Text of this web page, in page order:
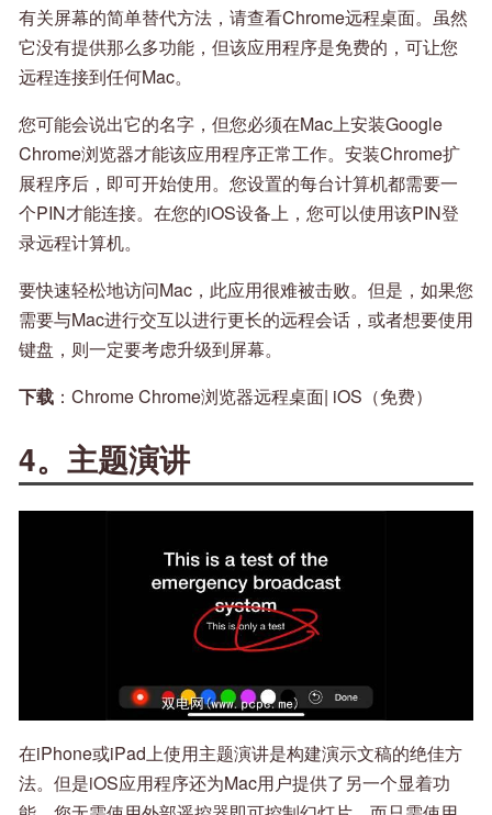
有关屏幕的简单替代方法，请查看Chrome远程桌面。虽然
它没有提供那么多功能，但该应用程序是免费的，可让您
远程连接到任何Mac。
您可能会说出它的名字，但您必须在Mac上安装Google
Chrome浏览器才能该应用程序正常工作。安装Chrome扩
展程序后，即可开始使用。您设置的每台计算机都需要一
个PIN才能连接。在您的iOS设备上，您可以使用该PIN登
录远程计算机。
要快速轻松地访问Mac，此应用很难被击败。但是，如果您
需要与Mac进行交互以进行更长的远程会话，或者想要使用
键盘，则一定要考虑升级到屏幕。
下载 ：Chrome Chrome浏览器远程桌面| iOS（免费）
4。主题演讲
在iPhone或iPad上使用主题演讲是构建演示文稿的绝佳方
法。但是iOS应用程序还为Mac用户提供了另一个显着功